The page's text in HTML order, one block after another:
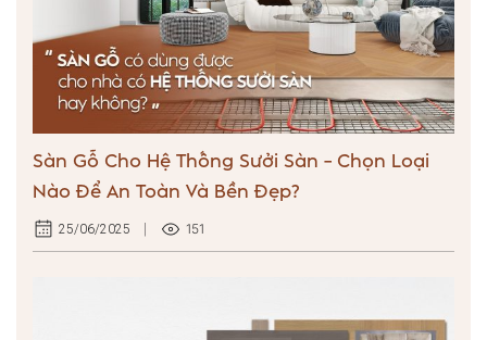
Sàn Gỗ Cho Hệ Thống Sưởi Sàn – Chọn Loại
Nào Để An Toàn Và Bền Đẹp?
25/06/2025 151